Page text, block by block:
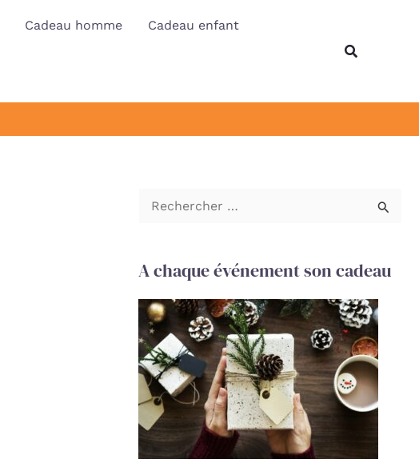
Cadeau homme Cadeau enfant
c
e
r
c
A chaque événement son cadeau